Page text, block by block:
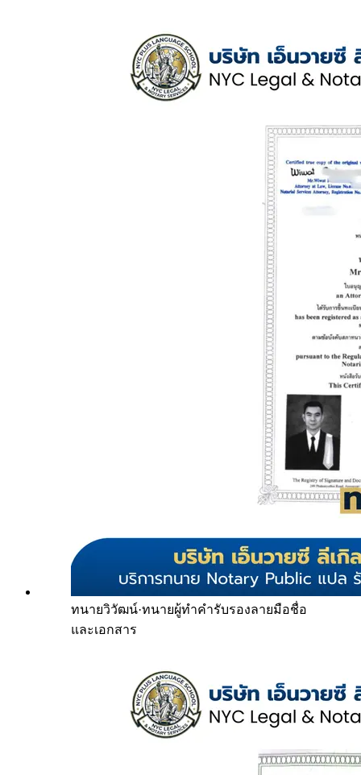
ทนายวิวัฒน์·ทนายผู้ทำคำรับรองลายมือชื่อ
และเอกสาร